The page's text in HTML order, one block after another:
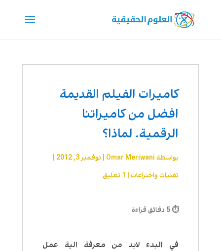
كاميرات الفيلم القديمة
افضل من كاميراتنا
الرقمية. لماذا؟
بواسطة Omar Meriwani نوفمبر 3, 2012
تقنیات واختراعات| 1 تعليق
⏱ 5 دقائق قراءة
في البدء لابد من معرفة الية عمل